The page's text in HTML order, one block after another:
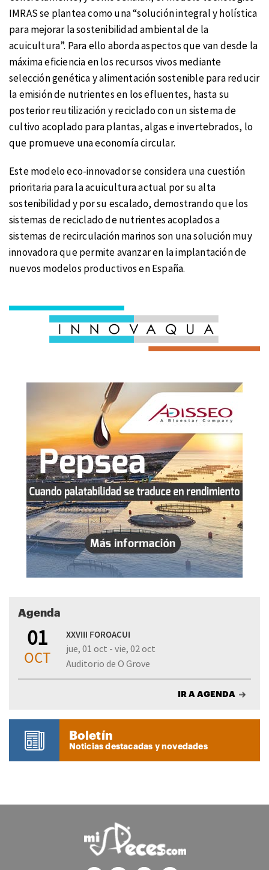
IMRAS se plantea como una “solución integral y holística
para mejorar la sostenibilidad ambiental de la
acuicultura”. Para ello aborda aspectos que van desde la
máxima eficiencia en los recursos vivos mediante
selección genética y alimentación sostenible para reducir
la emisión de nutrientes en los efluentes, hasta su
posterior reutilización y reciclado con un sistema de
cultivo acoplado para plantas, algas e invertebrados, lo
que promueve una economía circular.
Este modelo eco-innovador se considera una cuestión
prioritaria para la acuicultura actual por su alta
sostenibilidad y por su escalado, demostrando que los
sistemas de reciclado de nutrientes acoplados a
sistemas de recirculación marinos son una solución muy
innovadora que permite avanzar en la implantación de
nuevos modelos productivos en España.
Agenda
01
OCT
XXVIII FOROACUI
jue, 01 oct - vie, 02 oct
Auditorio de O Grove
IR A AGENDA
Boletín
Noticias destacadas y novedades